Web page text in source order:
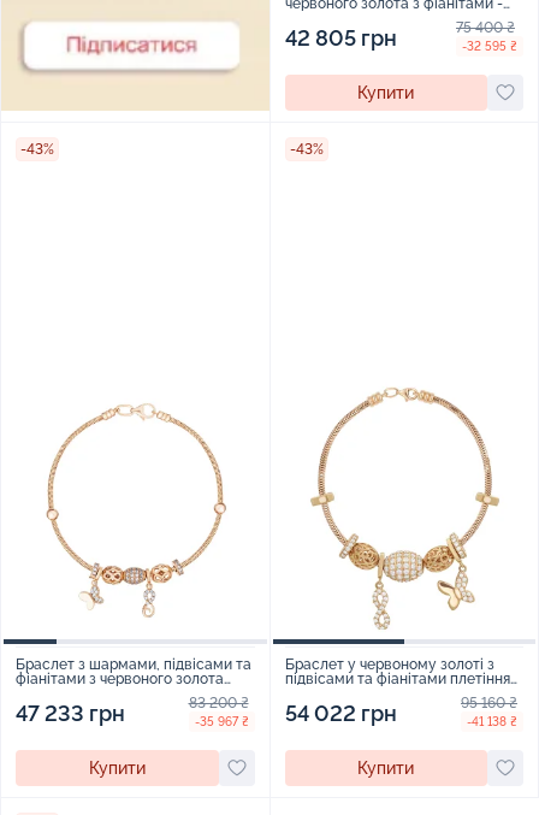
червоного золота з фіанітами -
42 805 грн 75 400 ₴
-32 595 ₴
Купити
-43%
Браслет з шармами, підвісами та
фіанітами з червоного золота
47 233 грн 83 200 ₴
-35 967 ₴
Купити
-43%
Браслет у червоному золоті з
підвісами та фіанітами плетіння
54 022 грн 95 160 ₴
-41 138 ₴
Купити